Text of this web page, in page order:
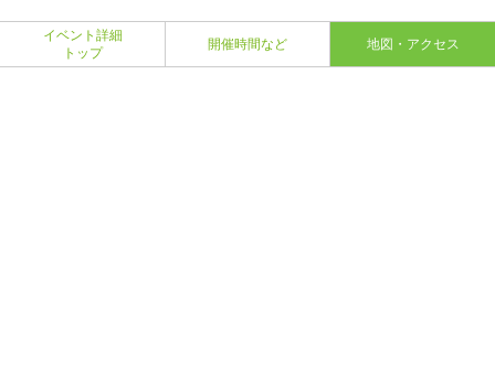
イベント詳細
トップ
開催時間など 地図・アクセス